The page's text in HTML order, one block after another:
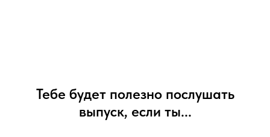
Тебе будет полезно послушать
выпуск, если ты...